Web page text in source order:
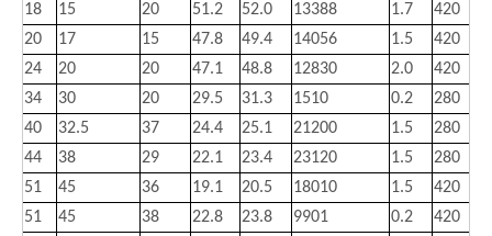
18
15 20 51.2 52.0 13388 1.7
420
20
17 15 47.8 49.4 14056 1.5
420
24
20 20 47.1 48.8 12830 2.0
420
34
30 20 29.5 31.3 1510 0.2
280
40
32.5 37 24.4 25.1 21200 1.5
280
44
38 29 22.1 23.4 23120 1.5
280
51
45 36 19.1 20.5 18010 1.5
420
51
45 38 22.8 23.8 9901 0.2
420